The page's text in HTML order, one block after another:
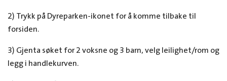
2) Trykk på Dyreparken-ikonet for å komme tilbake til
forsiden.
3) Gjenta søket for 2 voksne og 3 barn, velg leilighet/rom og
legg i handlekurven.